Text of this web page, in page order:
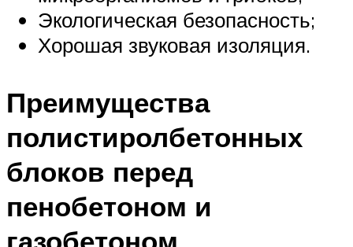
Экологическая безопасность;
Хорошая звуковая изоляция.
Преимущества
полистиролбетонных
блоков перед
пенобетоном и